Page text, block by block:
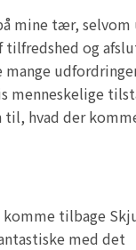
mine tær,
tilfredshed og
mange
hvad der
tilbage
med det